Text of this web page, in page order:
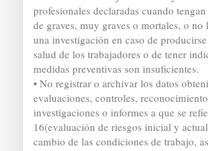
profesionales declaradas cuando
de graves, muy graves o mortales, o no
una investigación en caso de
salud de los trabajadores o de tener
medidas preventivas son insuficientes.
• No registrar o archivar los datos
evaluaciones, controles,
investigaciones o informes a que se
16(evaluación de riesgos inicial y
cambio de las condiciones de trabajo,